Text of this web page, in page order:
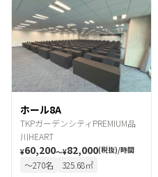
ホール8A
TKPガーデンシティPREMIUM品
川HEART
¥60,200〜¥82,000(税抜)/時間
〜270名 325.68㎡